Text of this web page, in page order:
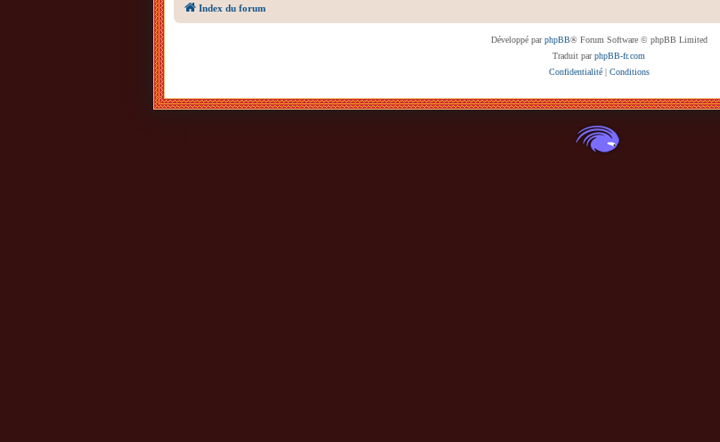
Index du forum
Développé parphpBB® Forum Software © phpBB Limited
Traduit parphpBB-fr.com
Confidentialité| Conditions